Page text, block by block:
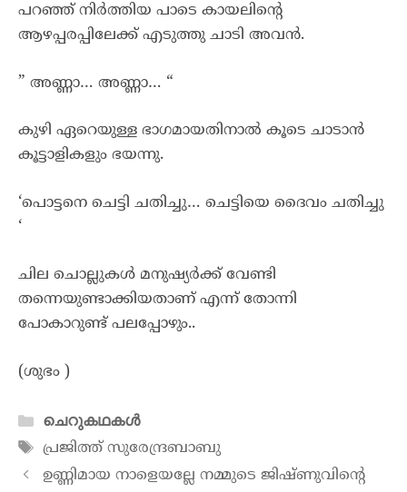
പറഞ്ഞ് നിർത്തിയ പാടെ കായലിന്റെ
ആഴപ്പരപ്പിലേക്ക് എടുത്തു ചാടി അവൻ.
” അണ്ണാ… അണ്ണാ… “
കുഴി ഏറെയുള്ള ഭാഗമായതിനാൽ കൂടെ ചാടാൻ
കൂട്ടാളികളും ഭയന്നു.
‘പൊട്ടനെ ചെട്ടി ചതിച്ചു… ചെട്ടിയെ ദൈവം ചതിച്ചു
‘
ചില ചൊല്ലുകൾ മനുഷ്യർക്ക് വേണ്ടി
തന്നെയുണ്ടാക്കിയതാണ് എന്ന് തോന്നി
പോകാറുണ്ട് പലപ്പോഴും..
(ശുഭം )
ചെറുകഥകൾ
പ്രജിത്ത് സുരേന്ദ്രബാബു
ഉണ്ണിമായ നാളെയല്ലേ നമ്മുടെ ജിഷ്ണുവിന്റെ